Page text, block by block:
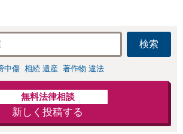
検索
中傷 相続 遺産 著作物 違法
無料法律相談
新しく投稿する